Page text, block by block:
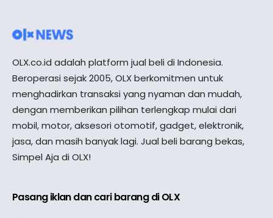
OLX.co.id adalah platform jual beli di Indonesia.
Beroperasi sejak 2005, OLX berkomitmen untuk
menghadirkan transaksi yang nyaman dan mudah,
dengan memberikan pilihan terlengkap mulai dari
mobil, motor, aksesori otomotif, gadget, elektronik,
jasa, dan masih banyak lagi. Jual beli barang bekas,
Simpel Aja di OLX!
Pasang iklan dan cari barang di OLX